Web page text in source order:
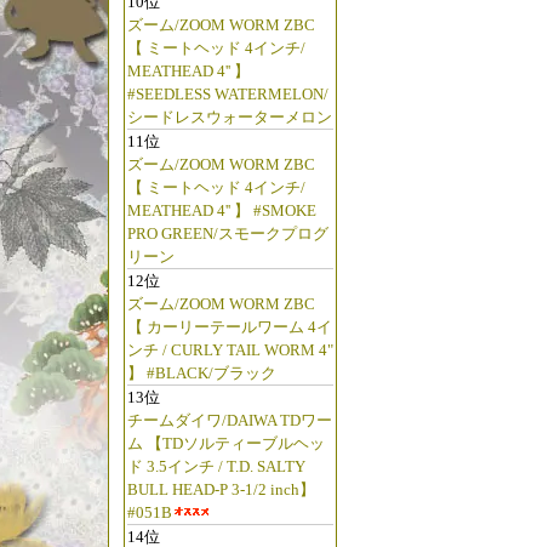
ズーム/ZOOM WORM ZBC
【 ミートヘッド 4インチ/
MEATHEAD 4'' 】
#SEEDLESS WATERMELON/
シードレスウォーターメロン
11位
ズーム/ZOOM WORM ZBC
【 ミートヘッド 4インチ/
MEATHEAD 4'' 】 #SMOKE
PRO GREEN/スモークプログ
リーン
12位
ズーム/ZOOM WORM ZBC
【 カーリーテールワーム 4イ
ンチ / CURLY TAIL WORM 4"
】 #BLACK/ブラック
13位
チームダイワ/DAIWA TDワー
ム 【TDソルティーブルヘッ
ド 3.5インチ / T.D. SALTY
BULL HEAD-P 3-1/2 inch】
#051B
14位